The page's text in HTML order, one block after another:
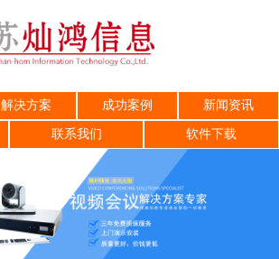
解决方案 成功案例 新闻资讯
联系我们 软件下载